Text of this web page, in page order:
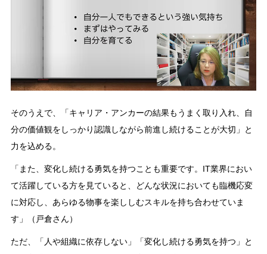
そのうえで、「キャリア・アンカーの結果もうまく取り入れ、自
分の価値観をしっかり認識しながら前進し続けることが大切」と
力を込める。
「また、変化し続ける勇気を持つことも重要です。IT業界におい
て活躍している方を見ていると、どんな状況においても臨機応変
に対応し、あらゆる物事を楽ししむスキルを持ち合わせていま
す」（戸倉さん）
ただ、「人や組織に依存しない」「変化し続ける勇気を持つ」と